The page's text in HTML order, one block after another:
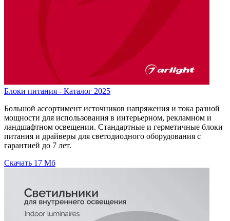
Блоки питания - Каталог 2025
Большой ассортимент источников напряжения и тока разной
мощности для использования в интерьерном, рекламном и
ландшафтном освещении. Стандартные и герметичные блоки
питания и драйверы для светодиодного оборудования с
гарантией до 7 лет.
Скачать 17 Мб